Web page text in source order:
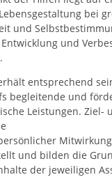
bei
und
und
entsprechend
begleitende und
Leistungen. Ziel-
und bilden die
der jeweiligen